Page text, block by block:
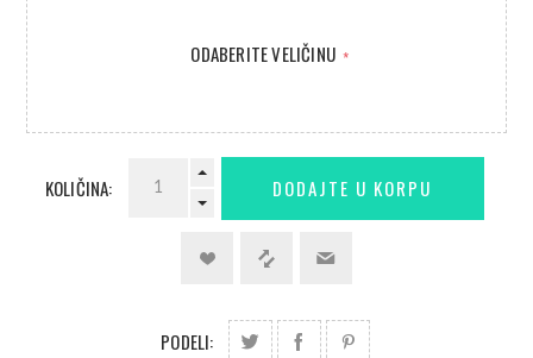
ODABERITE VELIČINU *
KOLIČINA:
PODELI: